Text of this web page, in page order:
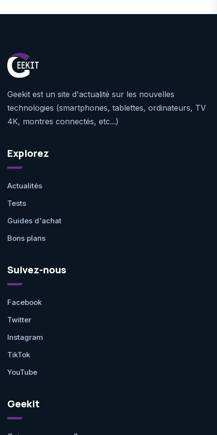
Geekit est un site d'actualité sur les nouvelles
technologies (smartphones, tablettes, ordinateurs, TV
4K, montres connectés, etc...)
Explorez
Actualités
Tests
Guides d'achat
Bons plans
Suivez-nous
Facebook
Twitter
Instagram
TikTok
YouTube
Geekit